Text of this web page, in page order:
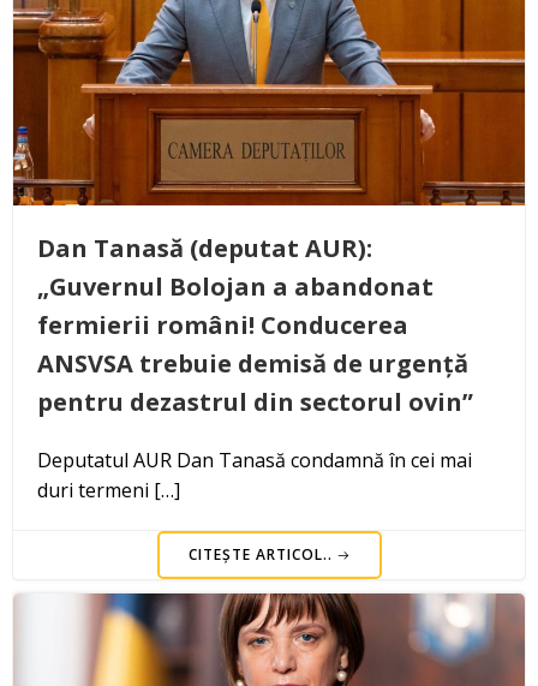
Dan Tanasă (deputat AUR):
„Guvernul Bolojan a abandonat
fermierii români! Conducerea
ANSVSA trebuie demisă de urgență
pentru dezastrul din sectorul ovin”
Deputatul AUR Dan Tanasă condamnă în cei mai
duri termeni […]
CITEȘTE ARTICOL..